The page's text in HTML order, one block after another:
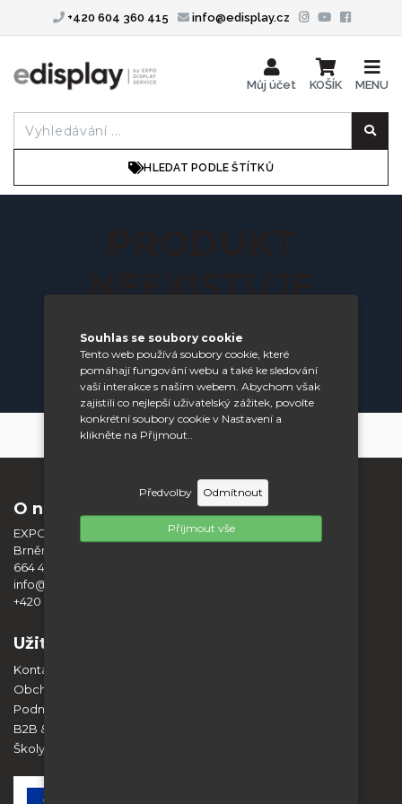
Souhlas se soubory cookie
Tento web používá soubory cookie, které
pomáhají fungování webu a také ke sledování
vaší interakce s naším webem. Abychom však
zajistili co nejlepší uživatelský zážitek, povolte
konkrétní soubory cookie v Nastavení a
klikněte na Přijmout..
Předvolby Odmítnout
Příjmout vše
+420 604 360 415 info@edisplay.cz
HLEDAT PODLE ŠTÍTKŮ
Můj účet KOŠÍK MENU
NEEXISTUJE
Požadovaný produkt nebyl nalezen.
zobrazit všechny produkty
O nás
EXPO DISPLAY SERVICE s.r.o.
Brněnská 404
664 42 Modřice
info@expodisplayservice.cz
+420 603 574 784
Užitečné informace
Kontakt
Obchodní podmínky
Podmínky ochrany osobních údajů
B2B & Spolupráce
Školy a vzdělávací instituce